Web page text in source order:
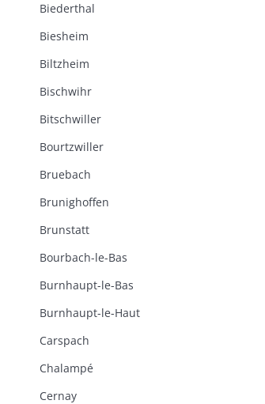
Biederthal
Biesheim
Biltzheim
Bischwihr
Bitschwiller
Bourtzwiller
Bruebach
Brunighoffen
Brunstatt
Bourbach-le-Bas
Burnhaupt-le-Bas
Burnhaupt-le-Haut
Carspach
Chalampé
Cernay